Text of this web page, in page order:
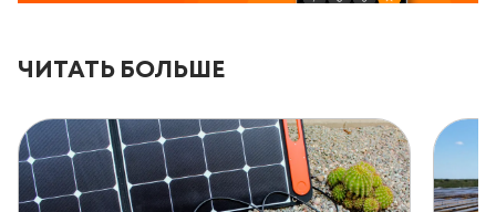
ЧИТАТЬ БОЛЬШЕ